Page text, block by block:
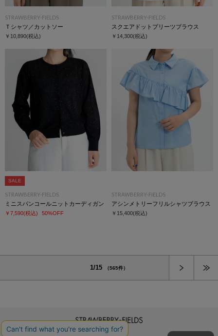
STRAWBERRY-FIELDS
Ｔシャツ／カットソー
￥10,890(税込)
STRAWBERRY-FIELDS
スクエアドットプリーツブラウス
￥14,300(税込)
SALE
STRAWBERRY-FIELDS
ミニスパンコールニットカーディガン
￥7,590(税込) 50%OFF
STRAWBERRY-FIELDS
アシンメトリーフリルシャツブラウス
￥15,400(税込)
1/15 （565件）